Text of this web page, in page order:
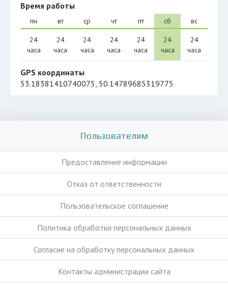
Время работы
пн
24
часа
вт
24
часа
ср
24
часа
чт
24
часа
пт
24
часа
сб
24
часа
вс
24
часа
GPS координаты
53.18381410740075, 50.14789685319775
Пользователям
Предоставление информации
Отказ от ответственности
Пользовательское соглашение
Политика обработки персональных данных
Согласие на обработку персональных данных
Контакты администрации сайта